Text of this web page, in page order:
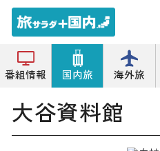
番組情報 国内旅 海外旅
トップ 資料/郷土/展示/文学館
大谷資料館